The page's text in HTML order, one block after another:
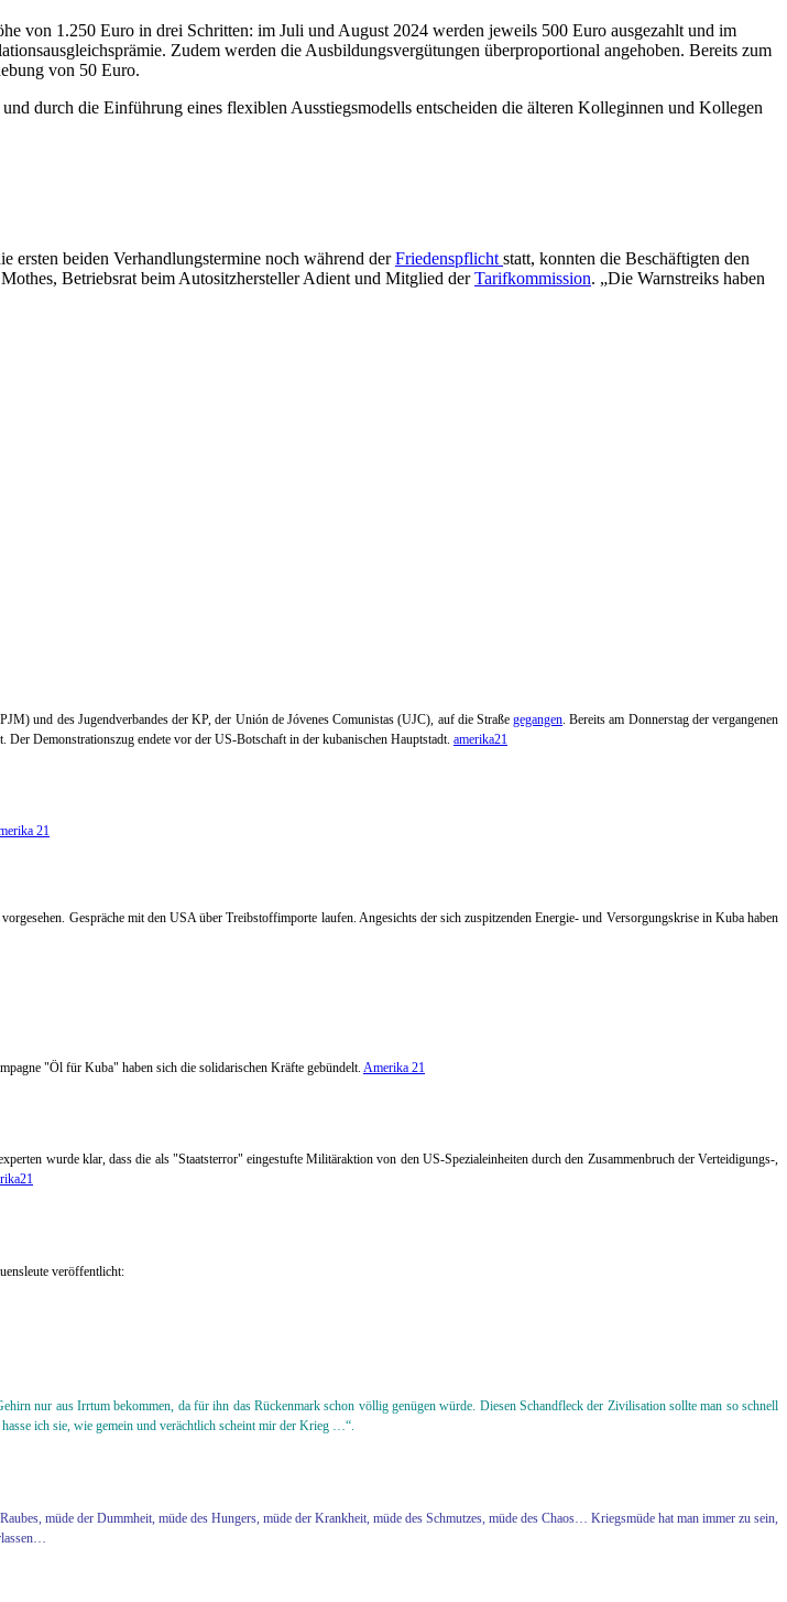
von 1.250 Euro in drei Schritten: im Juli und August 2024 werden jeweils 500 Euro ausgezahlt und im
Zudem werden die Ausbildungsvergütungen überproportional angehoben. Bereits zum
von 50 Euro.
durch die Einführung eines flexiblen Ausstiegsmodells entscheiden die älteren Kolleginnen und Kollegen
ersten beiden Verhandlungstermine noch während derFriedenspflicht statt, konnten die Beschäftigten den
Betriebsrat beim Autositzhersteller Adient und Mitglied derTarifkommission. „Die Warnstreiks haben
und des Jugendverbandes der KP, der Unión de Jóvenes Comunistas (UJC), auf die Straßegegangen .Bereits am Donnerstag der vergangenen
Der Demonstrationszug endete vor der US-Botschaft in der kubanischen Hauptstadt. amerika21
21
Gespräche mit den USA über Treibstoffimporte laufen. Angesichts der sich zuspitzenden Energie- und Versorgungskrise in Kuba haben
"Öl für Kuba" haben sich die solidarischen Kräfte gebündelt. Amerika 21
wurde klar, dass die als "Staatsterror" eingestufte Militäraktion von den US-Spezialeinheiten durch den Zusammenbruch der Verteidigungs-,
veröffentlicht:
nur aus Irrtum bekommen, da für ihn das Rückenmark schon völlig genügen würde. Diesen Schandfleck der Zivilisation sollte man so schnell
ich sie, wie gemein und verächtlich scheint mir der Krieg …“.
müde der Dummheit, müde des Hungers, müde der Krankheit, müde des Schmutzes, müde des Chaos… Kriegsmüde hat man immer zu sein,